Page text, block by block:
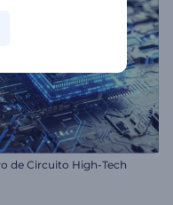
de Circuito High-Tech